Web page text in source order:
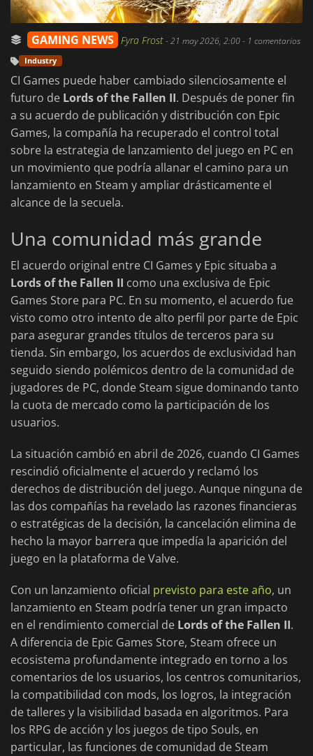
GAMING NEWS Fyra Frost-21 may 2026, 2:00- 1 comentarios
Industry
CI Games puede haber cambiado silenciosamente el
futuro de Lords of the Fallen II. Después de poner fin
a su acuerdo de publicación y distribución con Epic
Games, la compañía ha recuperado el control total
sobre la estrategia de lanzamiento del juego en PC en
un movimiento que podría allanar el camino para un
lanzamiento en Steam y ampliar drásticamente el
alcance de la secuela.
Una comunidad más grande
El acuerdo original entre CI Games y Epic situaba a
Lords of the Fallen II como una exclusiva de Epic
Games Store para PC. En su momento, el acuerdo fue
visto como otro intento de alto perfil por parte de Epic
para asegurar grandes títulos de terceros para su
tienda. Sin embargo, los acuerdos de exclusividad han
seguido siendo polémicos dentro de la comunidad de
jugadores de PC, donde Steam sigue dominando tanto
la cuota de mercado como la participación de los
usuarios.
La situación cambió en abril de 2026, cuando CI Games
rescindió oficialmente el acuerdo y reclamó los
derechos de distribución del juego. Aunque ninguna de
las dos compañías ha revelado las razones financieras
o estratégicas de la decisión, la cancelación elimina de
hecho la mayor barrera que impedía la aparición del
juego en la plataforma de Valve.
Con un lanzamiento oficial previsto para este año, un
lanzamiento en Steam podría tener un gran impacto
en el rendimiento comercial de Lords of the Fallen II.
A diferencia de Epic Games Store, Steam ofrece un
ecosistema profundamente integrado en torno a los
comentarios de los usuarios, los centros comunitarios,
la compatibilidad con mods, los logros, la integración
de talleres y la visibilidad basada en algoritmos. Para
los RPG de acción y los juegos de tipo Souls, en
particular, las funciones de comunidad de Steam